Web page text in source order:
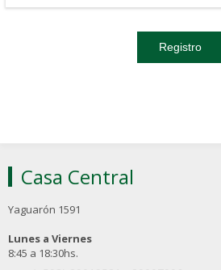
Casa Central
Yaguarón 1591
Lunes a Viernes
8:45 a 18:30hs.